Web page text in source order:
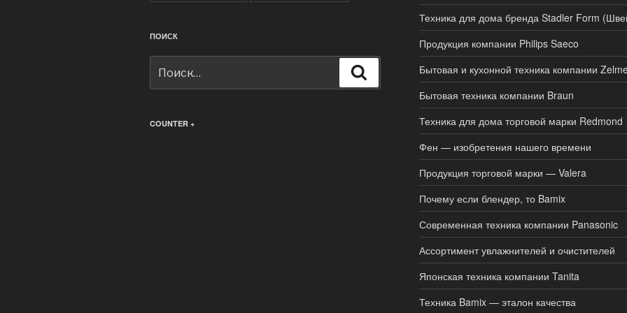
ПОИСК
COUNTER +
Техника для дома бренда Stadler Form
Продукция компании Philips Saeco
Бытовая и кухонной техника компании
Бытовая техника компании Braun
Техника для дома торговой марки Redmond
Фен — изобретения нашего времени
Продукция торговой марки — Valera
Почему если блендер, то Bamix
Современная техника компании Panasonic
Ассортимент увлажнителей и очистителей
Японская техника компании Tanita
Техника Bamix — эталон качества